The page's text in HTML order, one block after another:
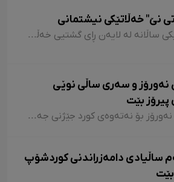
نێ" خەڵاتێکی نیشتمانی
خەڵاتێکی ساڵانە لە لایەن ڕای گشتیی خەڵکێ گەورە دێی "نێ"ی مەریوانەوە دیاری کراوە کە بڕیارە لەمساڵەوە بدریت بە کەسانی هەڵکەوتووی بوارە جیاجیاکان لە دەڤەری مەریواندا.
نەورۆز و سەری ساڵی نوێی
پیرۆز بێت
جێژنی نەورۆز بۆ نەتەوەی کورد جێژنی جەختکردنەوە لەسەر مافە ڕەوانەکانی و وەربیرهێنانەوەی مێژوویەکی درێژ لە خەبات و تێکۆشان بۆ ئازادی و ڕزگارییە و ئاگری گەشی نەورۆز کە لە لایەن نەتەوەی کوردەوە دادەگیرسێ، هێمای هیوا بە دواڕۆژی ڕووناک بۆ نەتەوە و نێشتمانەکەمانە.
ساڵیادی دامەزراندنی کوردشۆپ
بێت